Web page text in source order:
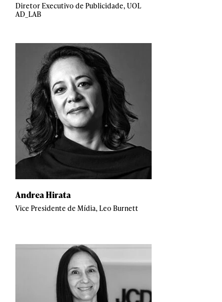
Diretor Executivo de Publicidade, UOL
AD_LAB
Andrea Hirata
Vice Presidente de Mídia, Leo Burnett